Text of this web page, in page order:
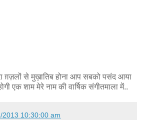
ग़ज़लों से मुख़ातिब होना आप सबको पसंद आया
एक शाम मेरे नाम की वार्षिक संगीतमाला में..
2013 10:30:00 am